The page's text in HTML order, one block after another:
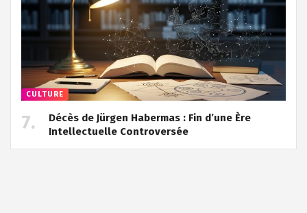
CULTURE
Décès de Jürgen Habermas : Fin d’une Ère
Intellectuelle Controversée